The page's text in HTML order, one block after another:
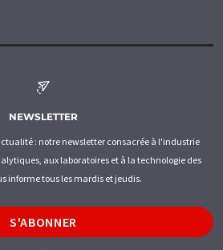
NEWSLETTER
: notre newsletter consacrée à l'industrie
aux laboratoires et à la technologie des
informe tous les mardis et jeudis.
S'ABONNER